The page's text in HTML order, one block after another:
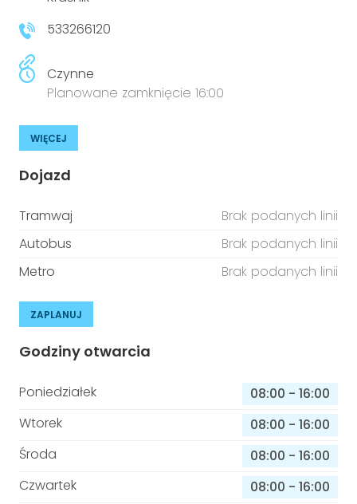
Prawo
Prawa osób z niepełnosprawnościami
Aktualności
533266120
Czynne
Planowane zamknięcie 16:00
WIĘCEJ
Dojazd
Tramwaj
Brak podanych linii
Autobus
Brak podanych linii
Metro
Brak podanych linii
ZAPLANUJ
Godziny otwarcia
Poniedziałek 08:00 - 16:00
Wtorek
08:00 - 16:00
Środa
08:00 - 16:00
Czwartek
08:00 - 16:00